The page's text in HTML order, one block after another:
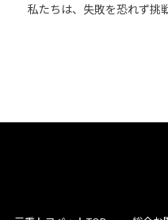
私たちは、失敗を恐れず挑